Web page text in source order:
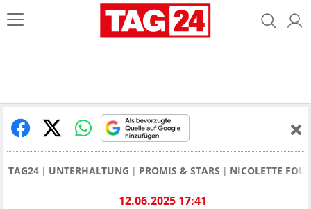
TAG24 UNTERHALTUNG PROMIS & STARS NICOLETTE
12.06.2025 17:41